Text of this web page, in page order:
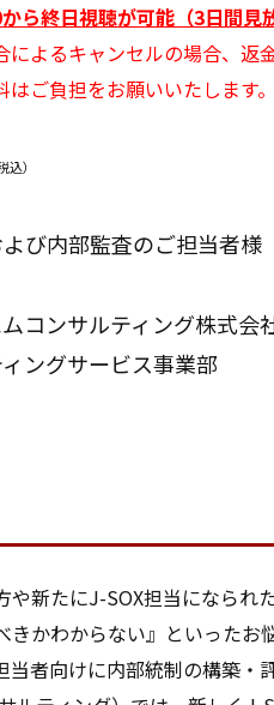
ら終日視聴が可能（3日間見
よるキャンセルの場合、返
ご負担をお願いいたします。
込）
び内部監査のご担当者様
コンサルティング株式会
ングサービス事業部
や新たにJ-SOX担当になら
きかわからない』といった
当者向けに内部統制の構築・